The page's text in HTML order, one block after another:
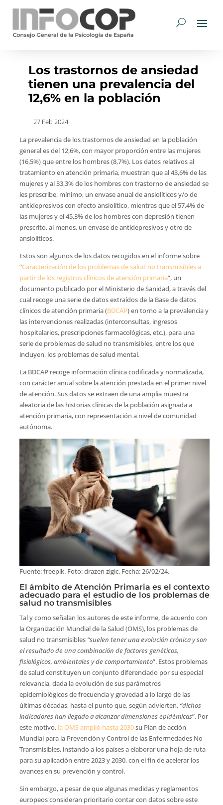
Los trastornos de ansiedad
tienen una prevalencia del
12,6% en la población
27 Feb 2024
La prevalencia de los trastornos de ansiedad en la población
general es del 12,6%, con mayor proporción entre las mujeres
(16,5%) que entre los hombres (8,7%). Los datos relativos al
tratamiento en atención primaria, muestran que al 43,6% de las
mujeres y al 33,3% de los hombres con trastorno de ansiedad se
les prescribe, mínimo, un envase anual de ansiolíticos y/o de
antidepresivos con efecto ansiolítico, mientras que el 57,4% de
las mujeres y el 45,3% de los hombres con depresión tienen
prescrito, al menos, un envase de antidepresivos y otro de
ansiolíticos.
Estos son algunos de los datos recogidos en el informe sobre
“Caracterización de los problemas de salud no transmisibles a
partir de los registros clínicos de atención primaria”, un
documento publicado por el Ministerio de Sanidad, a través del
cual recoge una serie de datos extraídos de la Base de datos
clínicos de atención primaria (BDCAP) en torno a la prevalencia y
las intervenciones realizadas (interconsultas, ingresos
hospitalarios, prescripciones farmacológicas, etc.), para una
serie de problemas de salud no transmisibles, entre los que
incluyen, los problemas de salud mental.
La BDCAP recoge información clínica codificada y normalizada,
con carácter anual sobre la atención prestada en el primer nivel
de atención. Sus datos se extraen de una amplia muestra
aleatoria de las historias clínicas de la población asignada a
atención primaria, con representación a nivel de comunidad
autónoma.
Fuente: freepik. Foto: drazen zigic. Fecha: 26/02/24.
El ámbito de Atención Primaria es el contexto
adecuado para el estudio de los problemas de
salud no transmisibles
Tal y como señalan los autores de este informe, de acuerdo con
la Organización Mundial de la Salud (OMS), los problemas de
salud no transmisibles “suelen tener una evolución crónica y son
el resultado de una combinación de factores genéticos,
fisiológicos, ambientales y de comportamiento”. Estos problemas
de salud constituyen un conjunto diferenciado por su especial
relevancia, dada la evolución de sus parámetros
epidemiológicos de frecuencia y gravedad a lo largo de las
últimas décadas, hasta el punto que, según advierten, “dichos
indicadores han llegado a alcanzar dimensiones epidémicas”. Por
este motivo, la OMS amplió hasta 2030su Plan de acción
Mundial para la Prevención y Control de las Enfermedades No
Transmisibles, instando a los países a elaborar una hoja de ruta
para su aplicación entre 2023 y 2030, con el fin de acelerar los
avances en su prevención y control.
Sin embargo, a pesar de que algunas medidas y reglamentos
europeos consideran prioritario contar con datos sobre este